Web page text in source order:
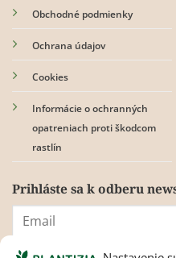
Obchodné podmienky
Ochrana údajov
Cookies
Informácie o ochranných
opatreniach proti škodcom
rastlín
Prihláste sa k odberu